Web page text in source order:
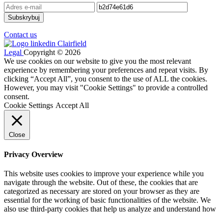
Contact us
Legal Copyright © 2026
We use cookies on our website to give you the most relevant
experience by remembering your preferences and repeat visits. By
clicking “Accept All”, you consent to the use of ALL the cookies.
However, you may visit "Cookie Settings" to provide a controlled
consent.
Cookie Settings Accept All
Close
Privacy Overview
This website uses cookies to improve your experience while you
navigate through the website. Out of these, the cookies that are
categorized as necessary are stored on your browser as they are
essential for the working of basic functionalities of the website. We
also use third-party cookies that help us analyze and understand how